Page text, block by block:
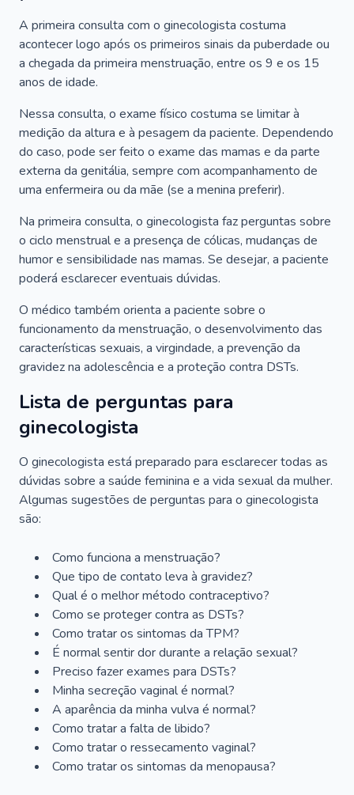
A primeira consulta com o ginecologista costuma
acontecer logo após os primeiros sinais da puberdade ou
a chegada da primeira menstruação, entre os 9 e os 15
anos de idade.
Nessa consulta, o exame físico costuma se limitar à
medição da altura e à pesagem da paciente. Dependendo
do caso, pode ser feito o exame das mamas e da parte
externa da genitália, sempre com acompanhamento de
uma enfermeira ou da mãe (se a menina preferir).
Na primeira consulta, o ginecologista faz perguntas sobre
o ciclo menstrual e a presença de cólicas, mudanças de
humor e sensibilidade nas mamas. Se desejar, a paciente
poderá esclarecer eventuais dúvidas.
O médico também orienta a paciente sobre o
funcionamento da menstruação, o desenvolvimento das
características sexuais, a virgindade, a prevenção da
gravidez na adolescência e a proteção contra DSTs.
Lista de perguntas para
ginecologista
O ginecologista está preparado para esclarecer todas as
dúvidas sobre a saúde feminina e a vida sexual da mulher.
Algumas sugestões de perguntas para o ginecologista
são:
Como funciona a menstruação?
Que tipo de contato leva à gravidez?
Qual é o melhor método contraceptivo?
Como se proteger contra as DSTs?
Como tratar os sintomas da TPM?
É normal sentir dor durante a relação sexual?
Preciso fazer exames para DSTs?
Minha secreção vaginal é normal?
A aparência da minha vulva é normal?
Como tratar a falta de libido?
Como tratar o ressecamento vaginal?
Como tratar os sintomas da menopausa?